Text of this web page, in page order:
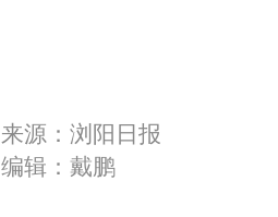
来源：浏阳日报
编辑：戴鹏